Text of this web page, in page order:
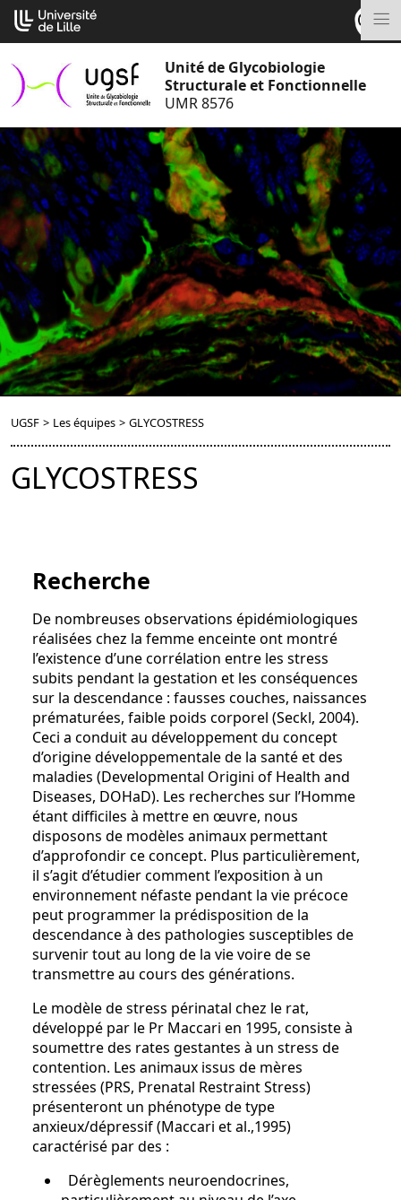
Aller
au
contenu
Unité de Glycobiologie
Structurale et Fonctionnelle
UMR 8576
UGSF > Les équipes > GLYCOSTRESS
GLYCOSTRESS
Recherche
De nombreuses observations épidémiologiques
réalisées chez la femme enceinte ont montré
l’existence d’une corrélation entre les stress
subits pendant la gestation et les conséquences
sur la descendance : fausses couches, naissances
prématurées, faible poids corporel (Seckl, 2004).
Ceci a conduit au développement du concept
d’origine développementale de la santé et des
maladies (Developmental Origini of Health and
Diseases, DOHaD). Les recherches sur l’Homme
étant difficiles à mettre en œuvre, nous
disposons de modèles animaux permettant
d’approfondir ce concept. Plus particulièrement,
il s’agit d’étudier comment l’exposition à un
environnement néfaste pendant la vie précoce
peut programmer la prédisposition de la
descendance à des pathologies susceptibles de
survenir tout au long de la vie voire de se
transmettre au cours des générations.
Le modèle de stress périnatal chez le rat,
développé par le Pr Maccari en 1995, consiste à
soumettre des rates gestantes à un stress de
contention. Les animaux issus de mères
stressées (PRS, Prenatal Restraint Stress)
présenteront un phénotype de type
anxieux/dépressif (Maccari et al.,1995)
caractérisé par des :
Dérèglements neuroendocrines,
Cookies management panel